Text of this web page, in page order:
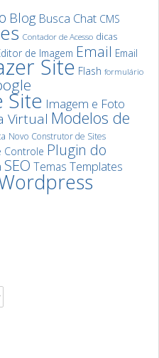
Blog Busca Chat CMS
Contador de Acesso dicas
de Imagem Email Email
Site Flash formulário
Site Imagem e Foto
Virtual Modelos de
Novo Construtor de Sites
Controle Plugin do
SEO Temas Templates